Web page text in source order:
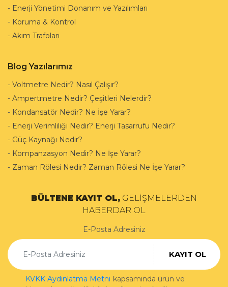
- Enerji Yönetimi Donanım ve Yazılımları
- Koruma & Kontrol
- Akım Trafoları
Blog Yazılarımız
- Voltmetre Nedir? Nasıl Çalışır?
- Ampertmetre Nedir? Çeşitleri Nelerdir?
- Kondansatör Nedir? Ne İşe Yarar?
- Enerji Verimliliği Nedir? Enerji Tasarrufu Nedir?
- Güç Kaynağı Nedir?
- Kompanzasyon Nedir? Ne İşe Yarar?
- Zaman Rölesi Nedir? Zaman Rölesi Ne İşe Yarar?
BÜLTENE KAYIT OL, GELİŞMELERDEN
HABERDAR OL
E-Posta Adresiniz
KAYIT OL
KVKK Aydınlatma Metni kapsamında ürün ve